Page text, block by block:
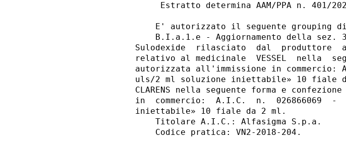
Estratto determina AAM/PPA n. 401/
E' autorizzato il seguente grouping
B.I.a.1.e - Aggiornamento della sez.
Sulodexide  rilasciato  dal  produttore
relativo al medicinale  VESSEL  nella
autorizzata all'immissione in commercio:
uls/2 ml soluzione iniettabile» 10 fiale
CLARENS nella seguente forma e
in  commercio:  A.I.C.  n.  026866069  -
iniettabile» 10 fiale da 2 ml.
    Titolare A.I.C.: Alfasigma S.p.a.
    Codice pratica: VN2-2018-204.